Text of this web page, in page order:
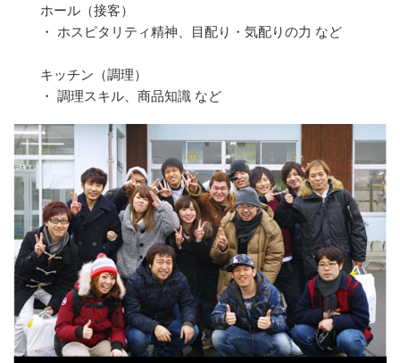
ホール（接客）
・ ホスピタリティ精神、目配り・気配りの力 など
キッチン（調理）
・ 調理スキル、商品知識 など